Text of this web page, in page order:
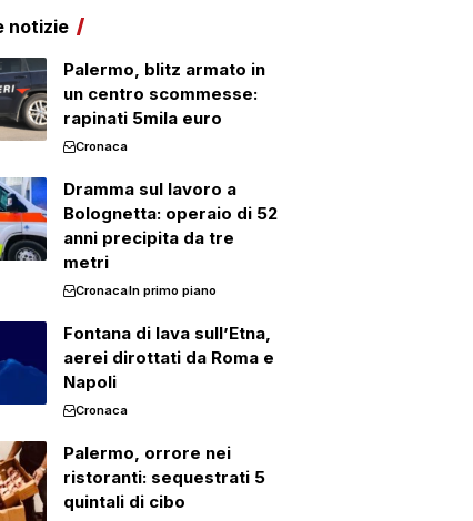
notizie
Palermo, blitz armato in
un centro scommesse:
rapinati 5mila euro
Cronaca
Dramma sul lavoro a
Bolognetta: operaio di 52
anni precipita da tre
metri
CronacaIn primo piano
Fontana di lava sull’Etna,
aerei dirottati da Roma e
Napoli
Cronaca
Palermo, orrore nei
ristoranti: sequestrati 5
quintali di cibo